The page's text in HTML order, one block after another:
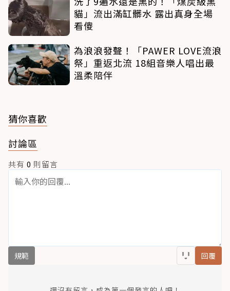
貓」流出滿缸髒水 露出真身全場
看傻
為浪浪發聲！「PAWER LOVE流浪
祭」重返北流 18組音樂人唱出最
溫柔陪伴
猜你喜歡
討論區
共有 0 則留言
規範 回覆